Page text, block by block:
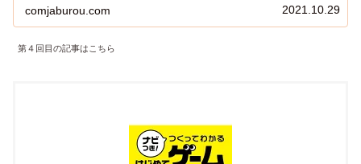
comjaburou.com 2021.10.29
第４回目の記事はこちら